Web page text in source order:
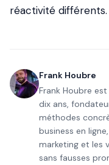
réactivité différents.
Frank Houbre
Frank Houbre
dix ans,
méthodes
business en
marketing et les
sans fausses